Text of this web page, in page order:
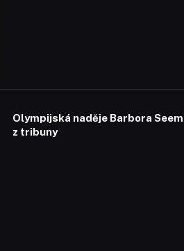
Olympijská naděje Barbora
z tribuny